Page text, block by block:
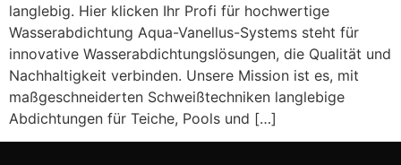
langlebig. Hier klicken Ihr Profi für hochwertige
Wasserabdichtung Aqua-Vanellus-Systems steht für
innovative Wasserabdichtungslösungen, die Qualität und
Nachhaltigkeit verbinden. Unsere Mission ist es, mit
maßgeschneiderten Schweißtechniken langlebige
Abdichtungen für Teiche, Pools und […]